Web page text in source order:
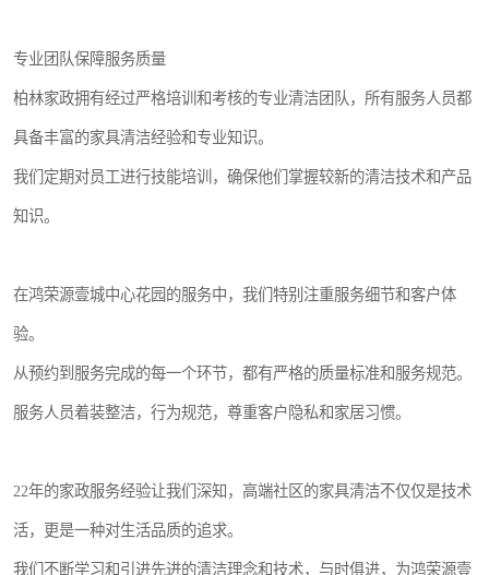
专业团队保障服务质量
柏林家政拥有经过严格培训和考核的专业清洁团队，所有服务人员都
具备丰富的家具清洁经验和专业知识。
我们定期对员工进行技能培训，确保他们掌握较新的清洁技术和产品
知识。
在鸿荣源壹城中心花园的服务中，我们特别注重服务细节和客户体
验。
从预约到服务完成的每一个环节，都有严格的质量标准和服务规范。
服务人员着装整洁，行为规范，尊重客户隐私和家居习惯。
22年的家政服务经验让我们深知，高端社区的家具清洁不仅仅是技术
活，更是一种对生活品质的追求。
我们不断学习和引进先进的清洁理念和技术，与时俱进，为鸿荣源壹